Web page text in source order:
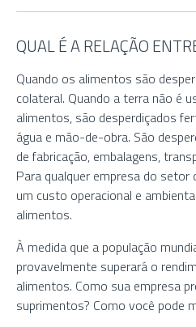
QUAL É A RELAÇÃO
Quando os alimentos são
colateral. Quando a terra não é
alimentos, são desperdiçados
água e mão-de-obra. São
de fabricação, embalagens,
Para qualquer empresa do setor
um custo operacional e
alimentos.
À medida que a população
provavelmente superará o
alimentos. Como sua empresa
suprimentos? Como você pode